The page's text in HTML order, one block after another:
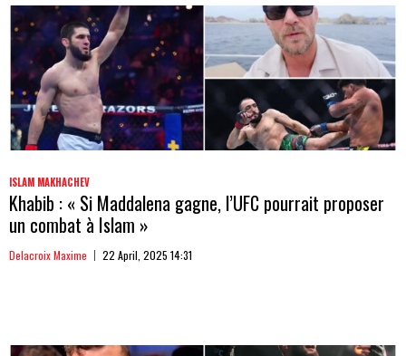
ISLAM MAKHACHEV
Khabib : « Si Maddalena gagne, l’UFC pourrait proposer
un combat à Islam »
Delacroix Maxime 22 April, 2025 14:31